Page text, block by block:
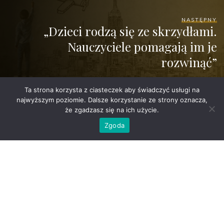
NASTĘPNY
„Dzieci rodzą się ze skrzydłami.
Nauczyciele pomagają im je
rozwinąć”
Ta strona korzysta z ciasteczek aby świadczyć usługi na
najwyższym poziomie. Dalsze korzystanie ze strony oznacza,
że zgadzasz się na ich użycie.
Zgoda